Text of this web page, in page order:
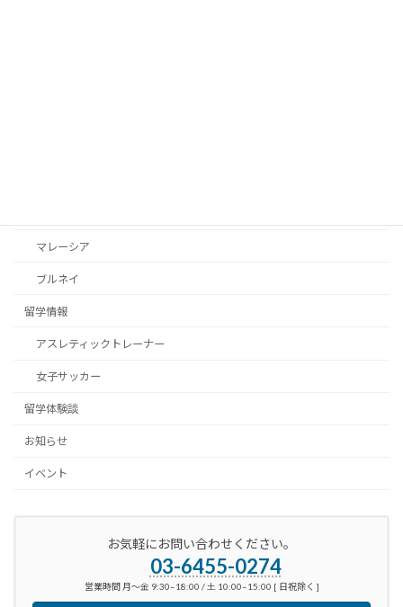
マレーシア
ブルネイ
留学情報
アスレティックトレーナー
女子サッカー
留学体験談
お知らせ
イベント
お気軽にお問い合わせください。
03-6455-0274
営業時間 月～金 9:30–18:00 / 土 10:00–15:00 [ 日祝除く ]